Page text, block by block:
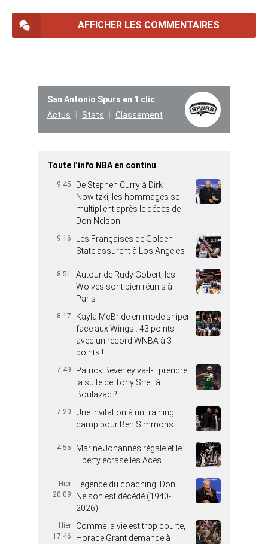
AFFICHER LES COMMENTAIRES
San Antonio Spurs en 1 clic
Actus
Stats Classement
Toute l’info NBA en continu
9:45
De Stephen Curry à Dirk
Nowitzki, les hommages se
multiplient après le décès de
Don Nelson
9:16
Les Françaises de Golden
State assurent à Los Angeles
8:51
Autour de Rudy Gobert, les
Wolves sont bien réunis à
Paris
8:17
Kayla McBride en mode sniper
face aux Wings : 43 points
avec un record WNBA à 3-
points !
7:49
Patrick Beverley va-t-il prendre
la suite de Tony Snell à
Boulazac ?
7:20
Une invitation à un training
camp pour Ben Simmons
4:55
Marine Johannès régale et le
Liberty écrase les Aces
Hier
20:09
Légende du coaching, Don
Nelson est décédé (1940-
2026)
Hier
17:46
Comme la vie est trop courte,
Horace Grant demande à